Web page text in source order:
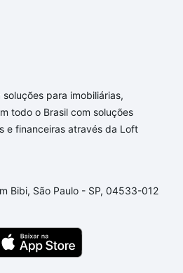
para imobiliárias,
todo o Brasil com soluções
e financeiras através da Loft
Bibi, São Paulo - SP, 04533-012